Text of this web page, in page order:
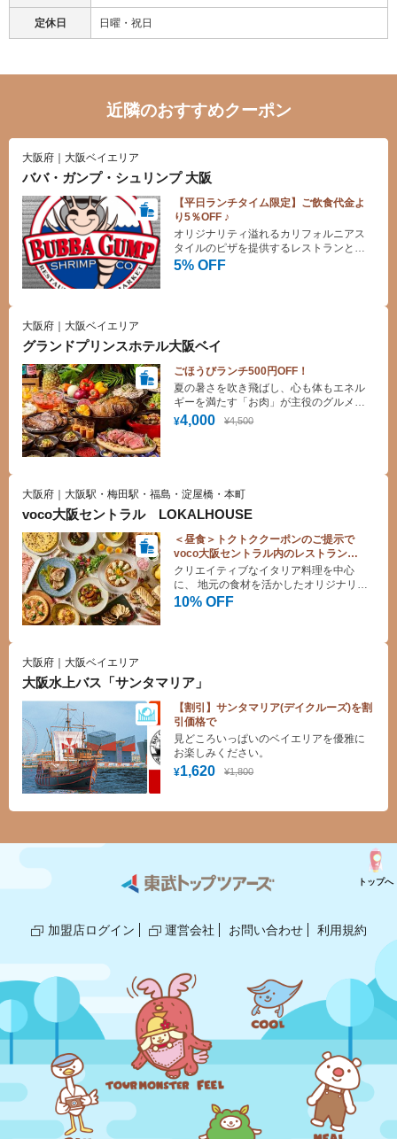
定休日 日曜・祝日
近隣のおすすめクーポン
大阪府｜大阪ベイエリア
ババ・ガンプ・シュリンプ 大阪
【平日ランチタイム限定】ご飲食代金よ
り5％OFF ♪
5% OFF
オリジナリティ溢れるカリフォルニアス
タイルのピザを提供するレストランとし
て 1985年アメリカ・ロサンゼルス、ビバ
新のトレンドを取り入れたサラダやパス
だけます。カリフォルニア・セレブにも
人気沸騰の美味しさを日本でもお楽しみ
ください。
大阪府｜大阪ベイエリア
グランドプリンスホテル大阪ベイ
ごほうびランチ500円OFF！
¥4,000 ¥4,500
夏の暑さを吹き飛ばし、心も体もエネル
ギーを満たす「お肉」が主役のグルメフ
ェア『THE MEAT FES. BUFFET！ ～
SUMMER RECHARGE（ザ ミートフェス
題をお楽しみください。
大阪府｜大阪駅・梅田駅・福島・淀屋橋・本町
voco大阪セントラル LOKALHOUSE
＜昼食＞トクトククーポンのご提示で
voco大阪セントラル内のレストラン
【LOKALHOUSE】
10%OFF♪
10% OFF
クリエイティブなイタリア料理を中心
に、 地元の食材を活かしたオリジナリテ
ィ溢れるメニューを多数ご用意しており
大阪府｜大阪ベイエリア
大阪水上バス「サンタマリア」
【割引】サンタマリア(デイクルーズ)を割
引価格で
¥1,620 ¥1,800
見どころいっぱいのベイエリアを優雅に
お楽しみください。
加盟店ログイン 運営会社 お問い合わせ 利用規約
トップへ